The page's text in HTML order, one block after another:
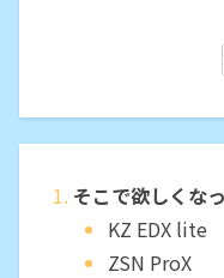
そこで欲しくな
KZ EDX lite
ZSN ProX